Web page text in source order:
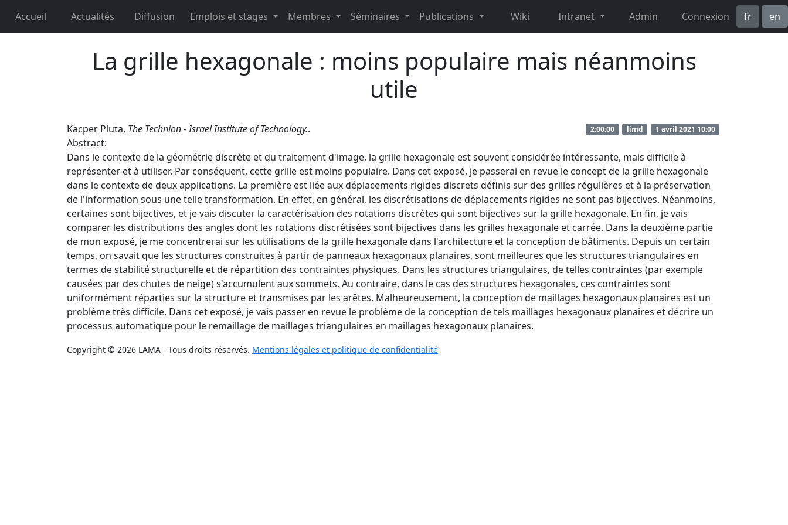
Accueil Actualités Diffusion Emplois et stages Membres Séminaires Publications Wiki Intranet Admin Connexion fr en
La grille hexagonale : moins populaire mais néanmoins
utile
Kacper Pluta, The Technion - Israel Institute of Technology.. 1 avril 2021 10:00
limd
2:00:00
Abstract:
Dans le contexte de la géométrie discrète et du traitement d'image, la grille hexagonale est souvent considérée intéressante, mais difficile à
représenter et à utiliser. Par conséquent, cette grille est moins populaire. Dans cet exposé, je passerai en revue le concept de la grille hexagonale
dans le contexte de deux applications. La première est liée aux déplacements rigides discrets définis sur des grilles régulières et à la préservation
de l'information sous une telle transformation. En effet, en général, les discrétisations de déplacements rigides ne sont pas bijectives. Néanmoins,
certaines sont bijectives, et je vais discuter la caractérisation des rotations discrètes qui sont bijectives sur la grille hexagonale. En fin, je vais
comparer les distributions des angles dont les rotations discrétisées sont bijectives dans les grilles hexagonale et carrée. Dans la deuxième partie
de mon exposé, je me concentrerai sur les utilisations de la grille hexagonale dans l'architecture et la conception de bâtiments. Depuis un certain
temps, on savait que les structures construites à partir de panneaux hexagonaux planaires, sont meilleures que les structures triangulaires en
termes de stabilité structurelle et de répartition des contraintes physiques. Dans les structures triangulaires, de telles contraintes (par exemple
causées par des chutes de neige) s'accumulent aux sommets. Au contraire, dans le cas des structures hexagonales, ces contraintes sont
uniformément réparties sur la structure et transmises par les arêtes. Malheureusement, la conception de maillages hexagonaux planaires est un
problème très difficile. Dans cet exposé, je vais passer en revue le problème de la conception de tels maillages hexagonaux planaires et décrire un
processus automatique pour le remaillage de maillages triangulaires en maillages hexagonaux planaires.
Copyright © 2026 LAMA - Tous droits réservés. Mentions légales et politique de confidentialité